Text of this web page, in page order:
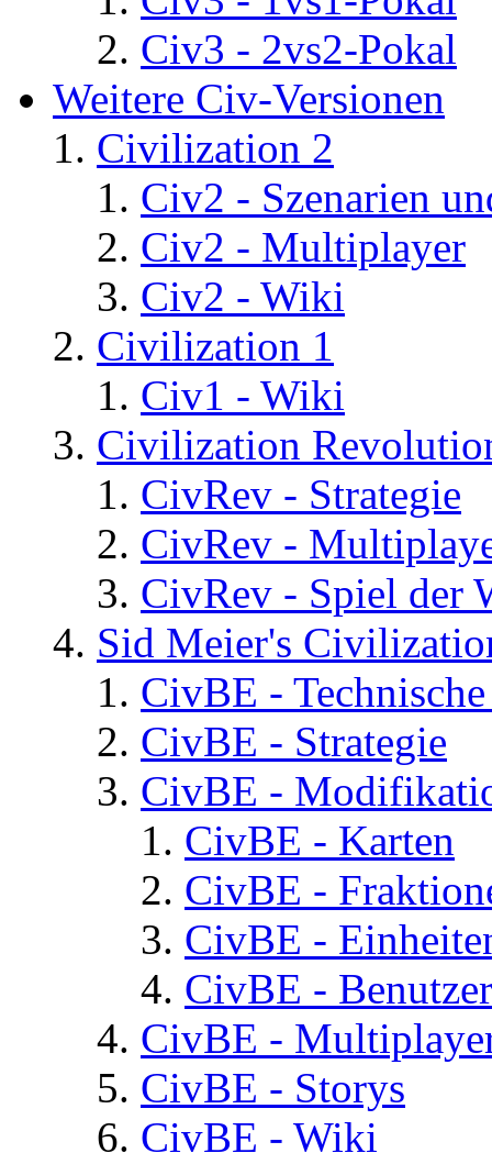
Civ3 - 2vs2-Pokal
Weitere Civ-Versionen
Civilization 2
Civ2 - Szenarien
Civ2 - Multiplayer
Civ2 - Wiki
Civilization 1
Civ1 - Wiki
Civilization
CivRev - Strategie
CivRev -
CivRev - Spiel der
Sid Meier's
CivBE -
CivBE - Strategie
CivBE -
CivBE - Karten
CivBE -
CivBE -
CivBE -
CivBE -
CivBE - Storys
CivBE - Wiki